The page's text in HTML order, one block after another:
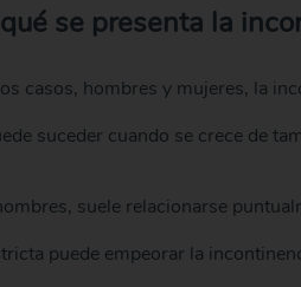
se presenta la
casos, hombres y mujeres, la
suceder cuando se crece de
suele relacionarse
puede empeorar la